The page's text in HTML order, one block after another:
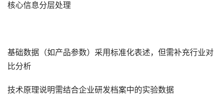
核心信息分层处理‌
基础数据（如产品参数）采用标准化表述，但需补充行业对
比分析
技术原理说明需结合企业研发档案中的实验数据